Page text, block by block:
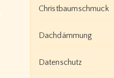
Christbaumschmuck
Dachdämmung
Datenschutz